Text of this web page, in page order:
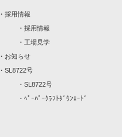
・ 採用情報
・ 採用情報
・ 工場見学
・ お知らせ
・ SL8722号
・ SL8722号
・ ﾍﾟｰﾊﾟｰｸﾗﾌﾄﾀﾞｳﾝﾛｰﾄﾞ